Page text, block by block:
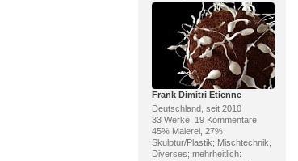
Frank Dimitri Etienne
Deutschland, seit 2010
33 Werke, 19 Kommentare
45% Malerei, 27%
Skulptur/Plastik; Mischtechnik,
Diverses; mehrheitlich: